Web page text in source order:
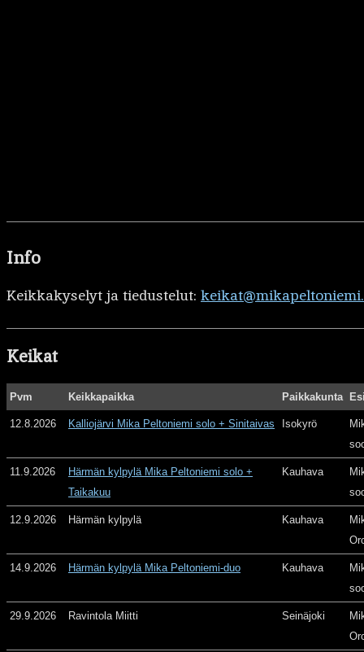
Info
Keikkakyselyt ja tiedustelut:
Keikat
Pvm Keikkapaikka Paikkakunta
12.8.2026 Kalliojärvi Mika Peltoniemi solo + Sinitaivas Isokyrö
11.9.2026
Härmän kylpylä Mika Peltoniemi solo +
Taikakuu
Kauhava
12.9.2026 Härmän kylpylä Kauhava
14.9.2026 Härmän kylpylä Mika Peltoniemi-duo Kauhava
29.9.2026 Ravintola Miitti Seinäjoki